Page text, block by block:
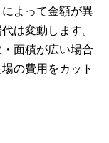
よって金額が異
は変動します。
面積が広い場合
の費用をカット